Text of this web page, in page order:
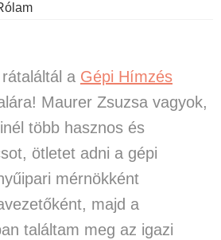
a Gépi Hímzés
Maurer Zsuzsa vagyok,
több hasznos és
ötletet adni a gépi
mérnökként
majd a
találtam meg az igazi